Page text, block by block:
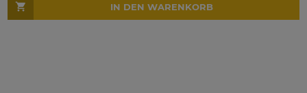
IN DEN WARENKORB